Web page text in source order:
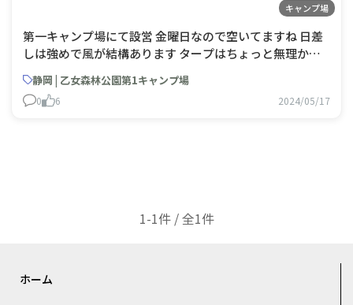
キャンプ場
第一キャンプ場にて設営 金曜日なので空いてますね 日差
しは強めで風が結構あります タープはちょっと無理か
静岡 | 乙女森林公園第1キャンプ場
0 6 2024/05/17
1-1件 / 全1件
ホーム